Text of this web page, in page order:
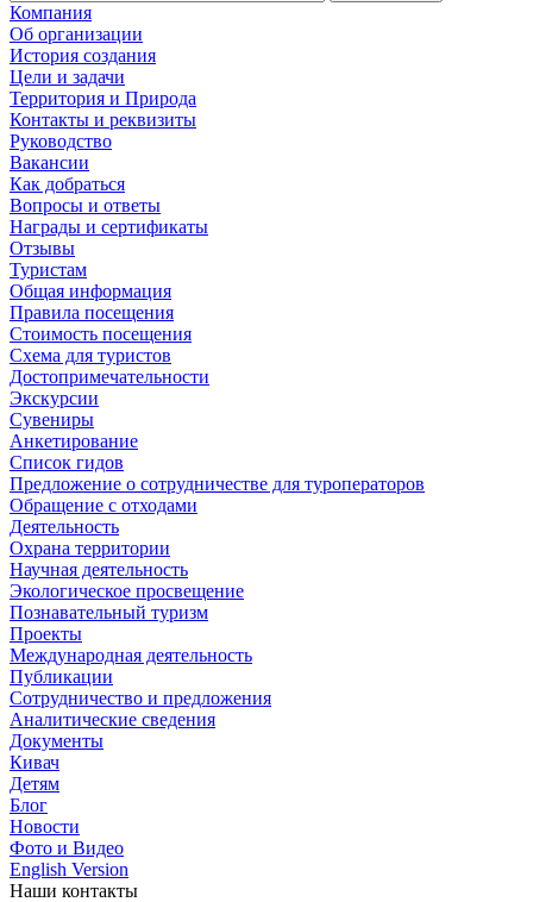
Компания
Об организации
История создания
Цели и задачи
Территория и Природа
Контакты и реквизиты
Руководство
Вакансии
Как добраться
Вопросы и ответы
Награды и сертификаты
Отзывы
Туристам
Общая информация
Правила посещения
Стоимость посещения
Схема для туристов
Достопримечательности
Экскурсии
Сувениры
Анкетирование
Список гидов
Предложение о сотрудничестве для туроператоров
Обращение с отходами
Деятельность
Охрана территории
Научная деятельность
Экологическое просвещение
Познавательный туризм
Проекты
Международная деятельность
Публикации
Сотрудничество и предложения
Аналитические сведения
Документы
Кивач
Детям
Блог
Новости
Фото и Видео
English Version
Наши контакты